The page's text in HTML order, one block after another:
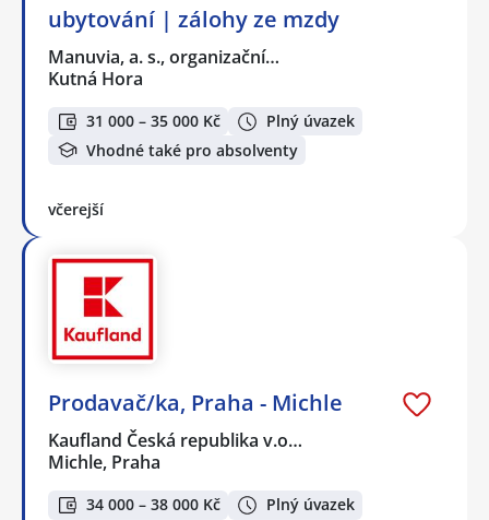
ubytování | zálohy ze mzdy
Manuvia, a. s., organizační…
Kutná Hora
31 000 – 35 000 Kč
Plný úvazek
Vhodné také pro absolventy
včerejší
Prodavač/ka, Praha - Michle
Kaufland Česká republika v.o…
Michle, Praha
34 000 – 38 000 Kč Plný úvazek